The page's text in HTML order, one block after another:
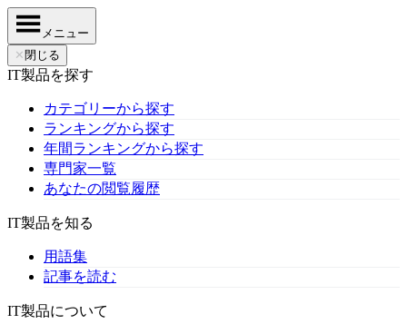
メニュー
✕ 閉じる
IT製品を探す
カテゴリーから探す
ランキングから探す
年間ランキングから探す
専門家一覧
あなたの閲覧履歴
IT製品を知る
用語集
記事を読む
IT製品について